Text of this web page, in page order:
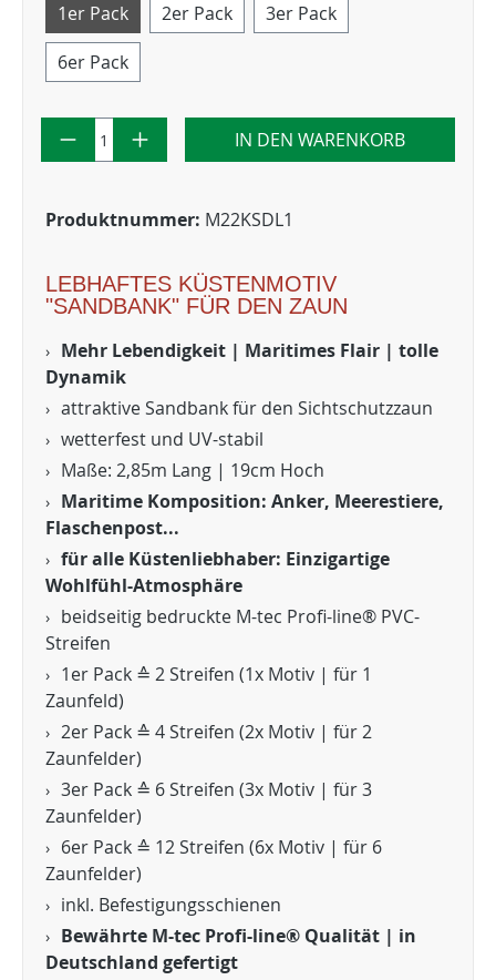
1er Pack
2er Pack
3er Pack
6er Pack
IN DEN WARENKORB
Produktnummer: M22KSDL1
LEBHAFTES KÜSTENMOTIV
"SANDBANK" FÜR DEN ZAUN
Mehr Lebendigkeit | Maritimes Flair | tolle
Dynamik
attraktive Sandbank für den Sichtschutzzaun
wetterfest und UV-stabil
Maße: 2,85m Lang | 19cm Hoch
Maritime Komposition: Anker, Meerestiere,
Flaschenpost...
für alle Küstenliebhaber: Einzigartige
Wohlfühl-Atmosphäre
beidseitig bedruckte M-tec Profi-line® PVC-
Streifen
1er Pack ≙ 2 Streifen (1x Motiv | für 1
Zaunfeld)
2er Pack ≙ 4 Streifen (2x Motiv | für 2
Zaunfelder)
3er Pack ≙ 6 Streifen (3x Motiv | für 3
Zaunfelder)
6er Pack ≙ 12 Streifen (6x Motiv | für 6
Zaunfelder)
inkl. Befestigungsschienen
Bewährte M-tec Profi-line® Qualität | in
Deutschland gefertigt